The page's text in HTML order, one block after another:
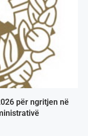
për ngritjen në